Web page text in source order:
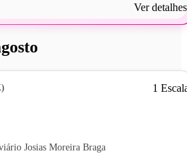
Ver detalhes
1
Josias Moreira Braga